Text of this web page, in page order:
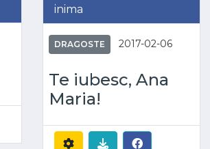
inima
DRAGOSTE 2017-02-06
Te iubesc, Ana
Maria!